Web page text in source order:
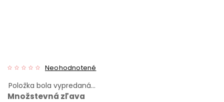
Neohodnotené
Položka bola vypredaná…
Množstevná zľava